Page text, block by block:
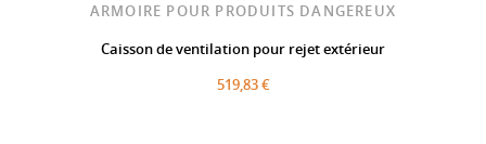
ARMOIRE POUR PRODUITS DANGEREUX
Caisson de ventilation pour rejet extérieur
519,83 €